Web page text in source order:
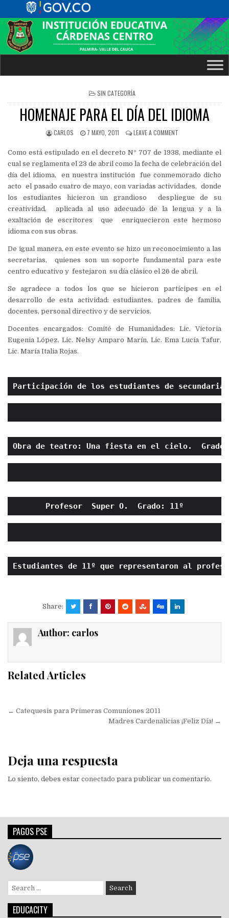
POSTED
IN
SIN CATEGORÍA
HOMENAJE PARA EL DÍA DEL IDIOMA
CARLOS 7 MAYO, 2011 LEAVE A COMMENT
Como está estipulado en el decreto Nº 707 de 1938, mediante el
cual se reglamenta el 23 de abril como la fecha de celebración del
día del idioma, en nuestra institución fue conmemorado dicho
acto el pasado cuatro de mayo, con variadas actividades, donde
los estudiantes hicieron un grandioso despliegue de su
creatividad, aplicada al uso adecuado de la lengua y a la
exaltación de escritores que enriquecieron este hermoso
idioma con sus obras.
De igual manera, en este evento se hizo un reconocimiento a las
secretarias, quienes son un soporte fundamental para este
centro educativo y festejaron su día clásico el 26 de abril.
Se agradece a todos los que se hicieron partícipes en el
desarrollo de esta actividad: estudiantes, padres de familia,
docentes, personal directivo y de servicios.
Docentes encargados: Comité de Humanidades: Lic. Victoria
Eugenia López, Lic. Nelsy Amparo Marín, Lic. Ema Lucía Tafur,
Lic. María Italia Rojas.
Participación de los estudiantes de secundaria
Obra de teatro: Una fiesta en el cielo.  Grado:
Profesor  Super O.  Grado: 11º
Estudiantes de 11º que representaron al
Share:
Author: carlos
Related Articles
Navegación
← Catequesis para Primeras Comuniones 2011
Madres Cardenalicias ¡Feliz Día! →
Deja una respuesta
Lo siento, debes estar conectado para publicar un comentario.
PAGOS PSE
Search
for:
EDUCACITY